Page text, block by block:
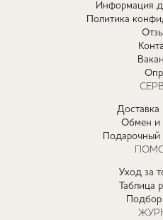
Информация
Политика
Доставка
Обмен и
Подарочный
Уход за
Таблица